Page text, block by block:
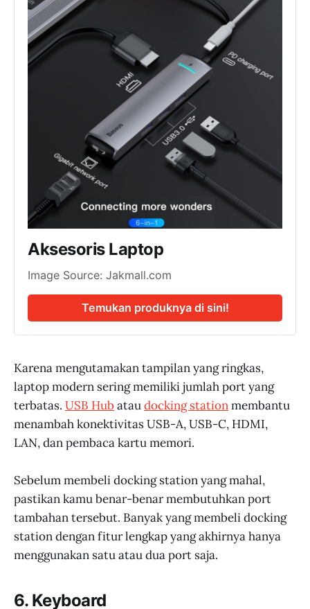
Aksesoris Laptop
Image Source: Jakmall.com
Temukan produknya di sini!
Karena mengutamakan tampilan yang ringkas,
laptop modern sering memiliki jumlah port yang
terbatas. USB Hubataudocking stationmembantu
menambah konektivitas USB-A, USB-C, HDMI,
LAN, dan pembaca kartu memori.
Sebelum membeli docking station yang mahal,
pastikan kamu benar-benar membutuhkan port
tambahan tersebut. Banyak yang membeli docking
station dengan fitur lengkap yang akhirnya hanya
menggunakan satu atau dua port saja.
6. Keyboard